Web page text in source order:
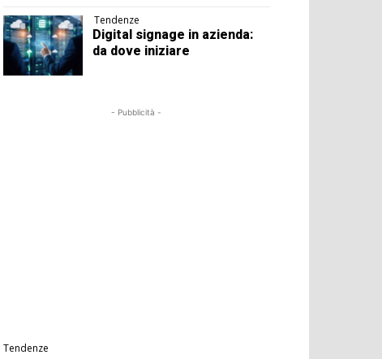
Tendenze
Digital signage in azienda:
da dove iniziare
- Pubblicità -
Tendenze